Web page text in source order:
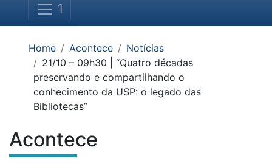
1
Home Acontece
Notícias
21/10 – 09h30 | “Quatro décadas
preservando e compartilhando o
conhecimento da USP: o legado das
Bibliotecas”
Conteúdo do site
Acontece